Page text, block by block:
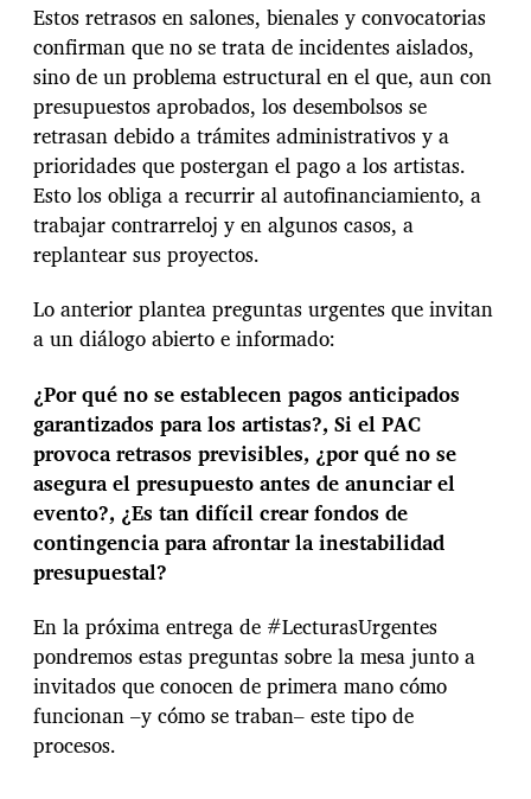
Estos retrasos en salones, bienales y convocatorias
confirman que no se trata de incidentes aislados,
sino de un problema estructural en el que, aun con
presupuestos aprobados, los desembolsos se
retrasan debido a trámites administrativos y a
prioridades que postergan el pago a los artistas.
Esto los obliga a recurrir al autofinanciamiento, a
trabajar contrarreloj y en algunos casos, a
replantear sus proyectos.
Lo anterior plantea preguntas urgentes que invitan
a un diálogo abierto e informado:
¿Por qué no se establecen pagos anticipados
garantizados para los artistas?, Si el PAC
provoca retrasos previsibles, ¿por qué no se
asegura el presupuesto antes de anunciar el
evento?, ¿Es tan difícil crear fondos de
contingencia para afrontar la inestabilidad
presupuestal?
En la próxima entrega de #LecturasUrgentes
pondremos estas preguntas sobre la mesa junto a
invitados que conocen de primera mano cómo
funcionan –y cómo se traban– este tipo de
procesos.